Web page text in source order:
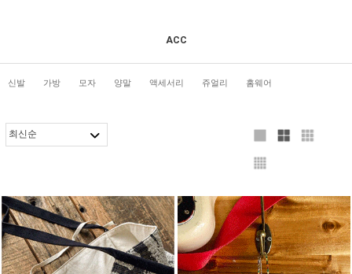
ACC
신발 가방 모자 양말 액세서리 쥬얼리 홈웨어